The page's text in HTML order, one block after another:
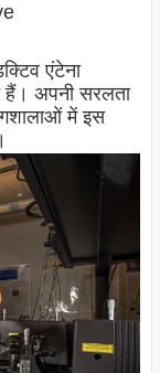
एंटेना
हैं। अपनी सरलता
में इस